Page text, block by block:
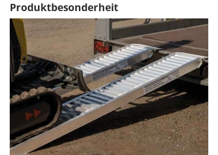
Produktbesonderheit